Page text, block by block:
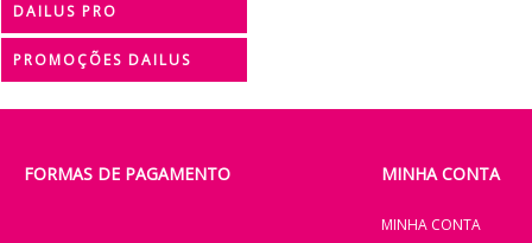
DAILUS PRO
PROMOÇÕES DAILUS
FORMAS DE PAGAMENTO MINHA CONTA
MINHA CONTA